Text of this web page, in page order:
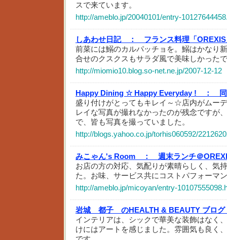
スで来ています。
http://ameblo.jp/20040101/entry-
しあわせ日記 ：
フランス料理「
前菜には鰯のカルパッチョを。鰯はかなり
合せのクスクスもサラダ風で美味しかった
http://miomio10.blog.so-net.ne.jp/2007-12-12
Happy Dining ☆ Happy Everyday ! ：
盛り付けがとってもキレイ～☆店内がムー
レイな写真が撮れなかったのが残念ですが
で、皆も写真を撮っていました。
http://blogs.yahoo.co.jp/torhis060592/
みこゃん's Room ：
週末ランチ＠
お店の方の対応、気配りが素晴らしく、気
た。お味、サービス共にコストパフォーマ
http://ameblo.jp/micoyan/entry-
岩城 都子 のHEALTH & BEAUTY ブロ
インテリアは、シックで華美な装飾はなく
けにはアートを感じました。雰囲気も良く